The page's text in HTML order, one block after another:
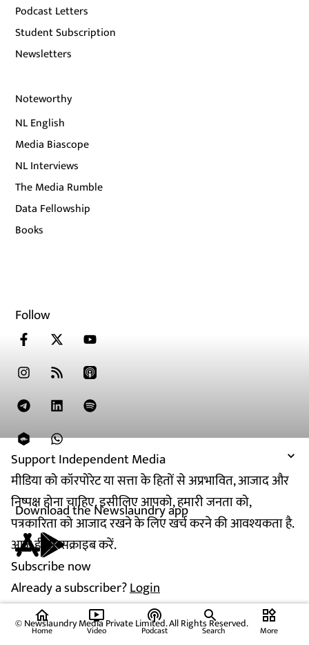
Support Independent Media
मीडिया को कॉरपोरेट या सत्ता के हितों से अप्रभावित, आजाद और
निष्पक्ष होना चाहिए. इसीलिए आपको, हमारी जनता को,
पत्रकारिता को आजाद रखने के लिए खर्च करने की आवश्यकता है.
आज ही सब्सक्राइब करें.
Subscribe now
Already a subscriber?Login
Podcast Letters
Student Subscription
Newsletters
Noteworthy
NL English
Media Biascope
NL Interviews
The Media Rumble
Data Fellowship
Books
Follow
Download the Newslaundry app
© Newslaundry Media Private Limited. All Rights Reserved.
home
Home
ondemand_video
Video
podcasts
Podcast Search
widgets
More